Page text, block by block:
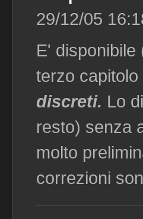
29/12/05
E' disponibile
terzo
discreti. Lo
resto) senza
molto
correzioni